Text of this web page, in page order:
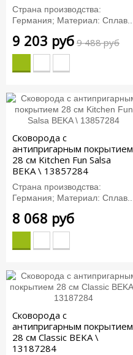
Страна производства:
Германия; Материал: Сплав...
9 203 руб 9 488 руб
Сковорода с
антипригарным покрытием
28 см Kitchen Fun Salsa
BEKA \ 13857284
Страна производства:
Германия; Материал: Сплав...
8 068 руб
Сковорода с
антипригарным покрытием
28 см Classic BEKA \
13187284